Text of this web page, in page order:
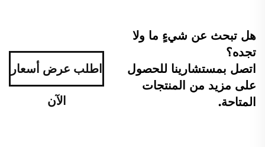
هل تبحث عن شيءٍ ما ولا
تجده؟
اتصل بمستشارينا للحصول
على مزيد من المنتجات
المتاحة.
اطلب عرض أسعار
الآن